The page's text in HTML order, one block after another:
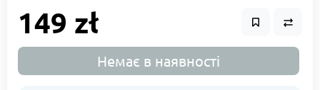
149 zł
Немає в наявності